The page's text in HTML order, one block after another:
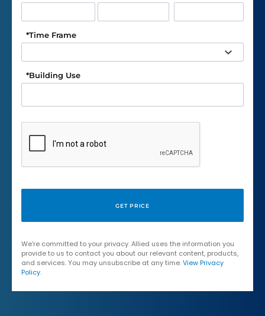
Time Frame
*
Building Use
*
We're committed to your privacy. Allied uses the information you
provide to us to contact you about our relevant content, products,
and services. You may unsubscribe at any time.View Privacy
Policy.